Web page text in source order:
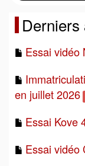
Essai vidéo
en juillet 2026
Essai Kove
Essai vidéo